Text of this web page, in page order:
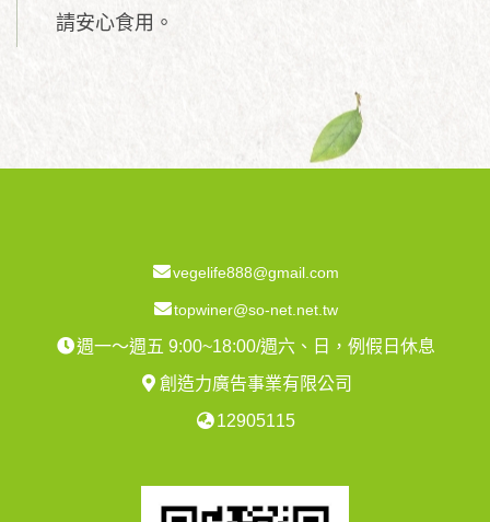
請安心食用。
vegelife888@gmail.com
topwiner@so-net.net.tw
週一～週五 9:00~18:00/週六、日，例假日休息
創造力廣告事業有限公司
12905115